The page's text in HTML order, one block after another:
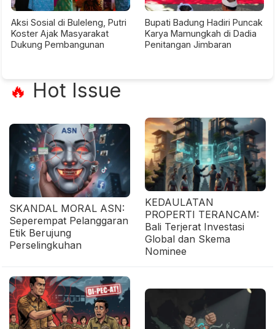
Aksi Sosial di Buleleng, Putri
Koster Ajak Masyarakat
Dukung Pembangunan
Bupati Badung Hadiri Puncak
Karya Mamungkah di Dadia
Penitangan Jimbaran
🔥 Hot Issue
SKANDAL MORAL ASN:
Seperempat Pelanggaran
Etik Berujung
Perselingkuhan
KEDAULATAN
PROPERTI TERANCAM:
Bali Terjerat Investasi
Global dan Skema
Nominee